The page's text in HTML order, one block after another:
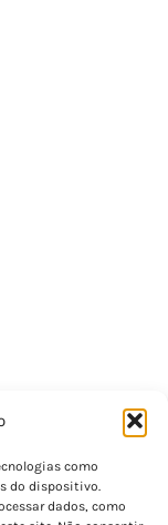
como
do dispositivo.
dados, como